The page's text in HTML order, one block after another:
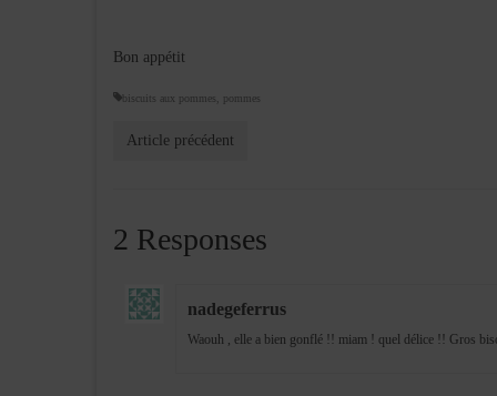
Bon appétit
biscuits aux pommes, pommes
Article précédent
2 Responses
nadegeferrus
Waouh , elle a bien gonflé !! miam ! quel délice !! Gros